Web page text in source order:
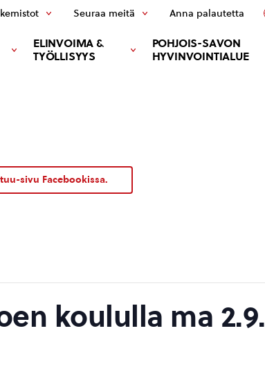
ELINVOIMA &
TYÖLLISYYS
POHJOIS-SAVON
HYVINVOINTIALUE
Seuraa meitä Anna palautetta
sivu Facebookissa.
koululla ma 2.9.